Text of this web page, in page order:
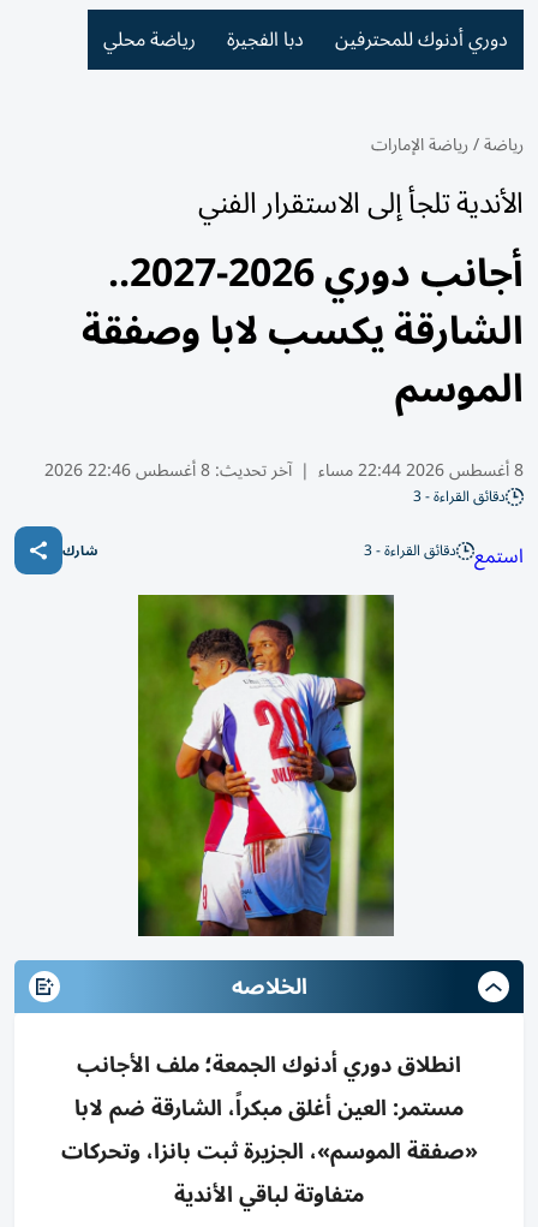
دوري أدنوك للمحترفين دبا الفجيرة رياضة محلي
رياضة/رياضة الإمارات
الأندية تلجأ إلى الاستقرار الفني
أجانب دوري 2026-2027..
الشارقة يكسب لابا وصفقة
الموسم
8 أغسطس 2026 22:44 مساء | آخر تحديث:8 أغسطس 22:46 2026
دقائق القراءة - 3
استمع دقائق القراءة - 3 شارك
الخلاصه
انطلاق دوري أدنوك الجمعة؛ ملف الأجانب
مستمر: العين أغلق مبكراً، الشارقة ضم لابا
«صفقة الموسم»، الجزيرة ثبت بانزا، وتحركات
متفاوتة لباقي الأندية